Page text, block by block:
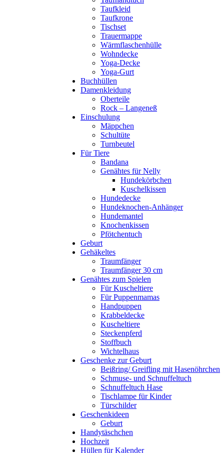
Taufkleid
Taufkrone
Tischset
Trauermappe
Wärmflaschenhülle
Wohndecke
Yoga-Decke
Yoga-Gurt
Buchhüllen
Damenkleidung
Oberteile
Rock – Langeneß
Einschulung
Mäppchen
Schultüte
Turnbeutel
Für Tiere
Bandana
Genähtes für Nelly
Hundekörbchen
Kuschelkissen
Hundedecke
Hundeknochen-Anhänger
Hundemantel
Knochenkissen
Pfötchentuch
Geburt
Gehäkeltes
Traumfänger
Traumfänger 30 cm
Genähtes zum Spielen
Für Kuscheltiere
Für Puppenmamas
Handpuppen
Krabbeldecke
Kuscheltiere
Steckenpferd
Stoffbuch
Wichtelhaus
Geschenke zur Geburt
Beißring/ Greifling mit Hasenöhrchen
Schmuse- und Schnuffeltuch
Schnuffeltuch Hase
Tischlampe für Kinder
Türschilder
Geschenkideen
Geburt
Handytäschchen
Hochzeit
Hüllen für Kalender